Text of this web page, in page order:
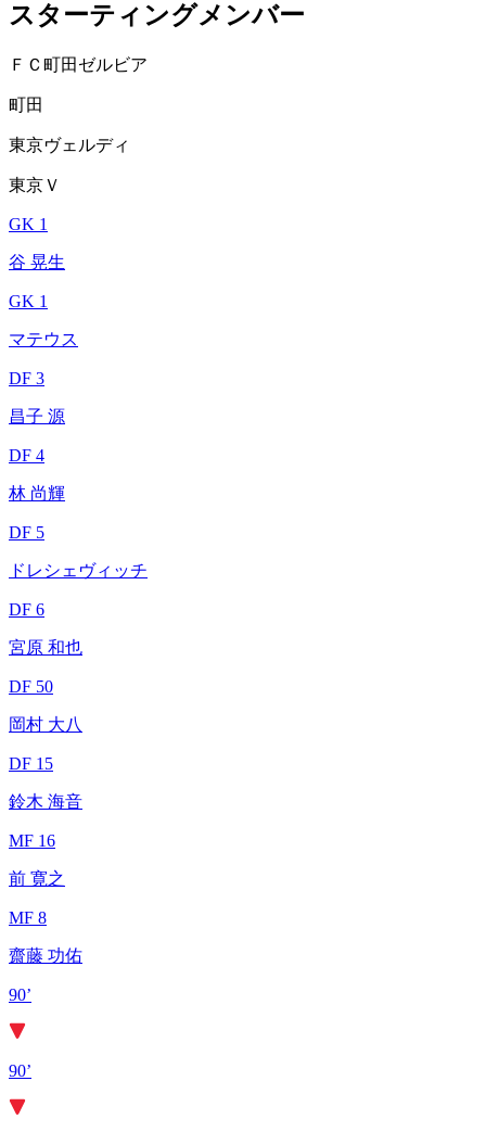
スターティングメンバー
ＦＣ町田ゼルビア
町田
東京ヴェルディ
東京Ｖ
GK 1
谷 晃生
GK 1
マテウス
DF 3
昌子 源
DF 4
林 尚輝
DF 5
ドレシェヴィッチ
DF 6
宮原 和也
DF 50
岡村 大八
DF 15
鈴木 海音
MF 16
前 寛之
MF 8
齋藤 功佑
90’
90’